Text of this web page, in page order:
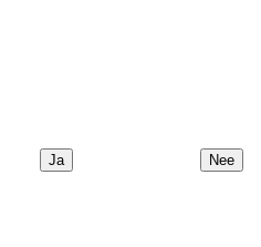
Ja Nee